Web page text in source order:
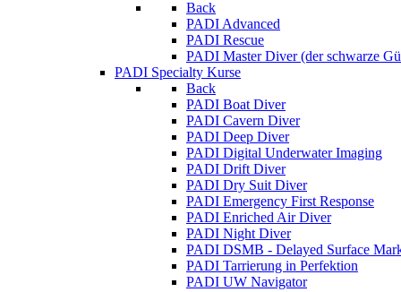
Back
PADI Advanced
PADI Rescue
PADI Master Diver (der schwarze
PADI Specialty Kurse
Back
PADI Boat Diver
PADI Cavern Diver
PADI Deep Diver
PADI Digital Underwater Imaging
PADI Drift Diver
PADI Dry Suit Diver
PADI Emergency First Response
PADI Enriched Air Diver
PADI Night Diver
PADI DSMB - Delayed Surface
PADI Tarrierung in Perfektion
PADI UW Navigator